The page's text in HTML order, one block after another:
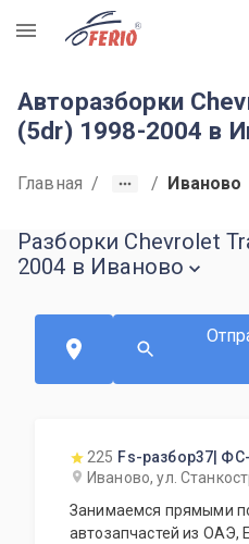
R
Авторазборки
(5dr) 1998-2004 в
Главная / / Иваново
Разборки Chevrolet
2004 в Иваново
225 Fs-разбор37|
Иваново, ул.
Занимаемся прямыми
автозапчастей из ОАЭ,